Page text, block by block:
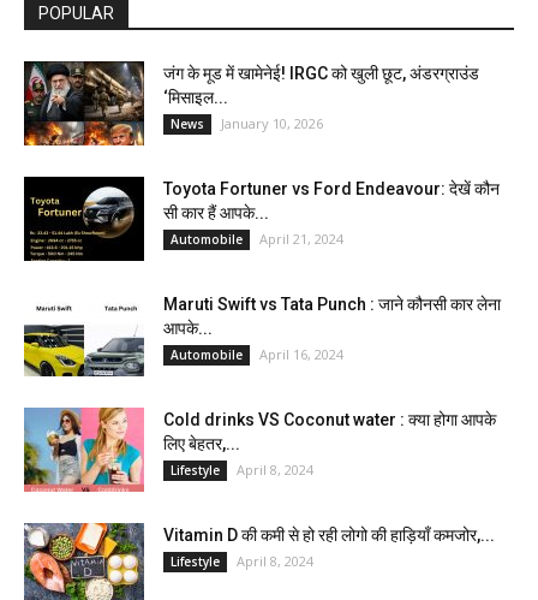
POPULAR
जंग के मूड में खामेनेई! IRGC को खुली छूट, अंडरग्राउंड
‘मिसाइल...
News January 10, 2026
Toyota Fortuner vs Ford Endeavour: देखें कौन
सी कार हैं आपके...
Automobile April 21, 2024
Maruti Swift vs Tata Punch : जाने कौनसी कार लेना
आपके...
Automobile April 16, 2024
Cold drinks VS Coconut water : क्या होगा आपके
लिए बेहतर,...
Lifestyle April 8, 2024
Vitamin D की कमी से हो रही लोगो की हाड़ियाँ कमजोर,...
Lifestyle April 8, 2024